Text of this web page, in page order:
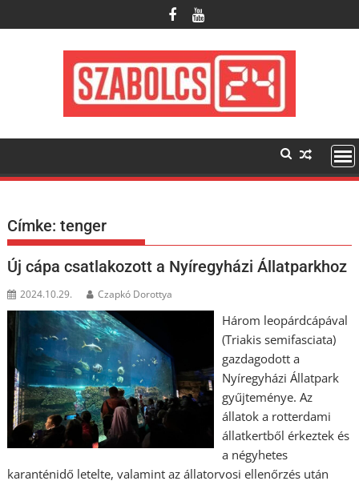
to
Címke:tenger
Új cápa csatlakozott a Nyíregyházi Állatparkhoz
2024.10.29. Czapkó Dorottya
Három leopárdcápával
(Triakis semifasciata)
gazdagodott a
Nyíregyházi Állatpark
gyűjteménye. Az
állatok a rotterdami
állatkertből érkeztek és
a négyhetes
karanténidő letelte, valamint az állatorvosi ellenőrzés után